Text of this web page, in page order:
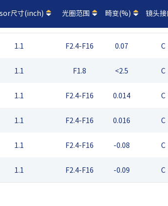
尺寸(inch) 光圈范围 畸变(%) 镜头接
1.1 F2.4-F16 0.07 C
1.1 F1.8 <2.5 C
1.1 F2.4-F16 0.014 C
1.1 F2.4-F16 0.016 C
1.1 F2.4-F16 -0.08 C
1.1 F2.4-F16 -0.09 C